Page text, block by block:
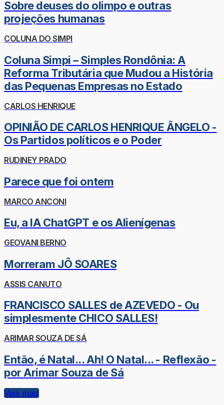
Sobre deuses do olimpo e outras
projeções humanas
COLUNA DO SIMPI
Coluna Simpi – Simples Rondônia: A
Reforma Tributária que Mudou a História
das Pequenas Empresas no Estado
CARLOS HENRIQUE
OPINIÃO DE CARLOS HENRIQUE ÂNGELO -
Os Partidos políticos e o Poder
RUDINEY PRADO
Parece que foi ontem
MARCO ANCONI
Eu, a IA ChatGPT e os Alienígenas
GEOVANI BERNO
Morreram JÔ SOARES
ASSIS CANUTO
FRANCISCO SALLES de AZEVEDO - Ou
simplesmente CHICO SALLES!
ARIMAR SOUZA DE SÁ
Então, é Natal... Ah! O Natal... - Reflexão -
por Arimar Souza de Sá
Veja mais